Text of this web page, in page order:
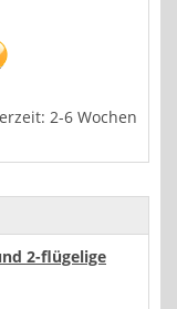
2-6 Wochen
2-flügelige